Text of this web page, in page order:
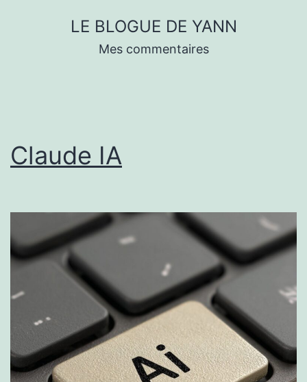
LE BLOGUE DE YANN
Mes commentaires
Claude IA